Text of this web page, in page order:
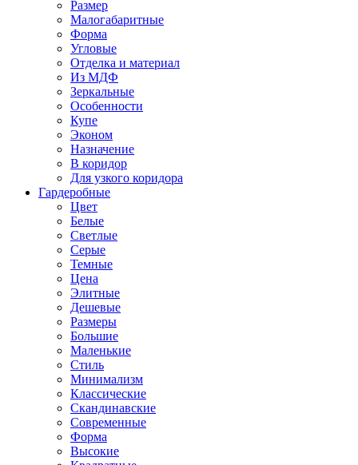
Размер
Малогабаритные
Форма
Угловые
Отделка и материал
Из МДФ
Зеркальные
Особенности
Купе
Эконом
Назначение
В коридор
Для узкого коридора
Гардеробные
Цвет
Белые
Светлые
Серые
Темные
Цена
Элитные
Дешевые
Размеры
Большие
Маленькие
Стиль
Минимализм
Классические
Скандинавские
Современные
Форма
Высокие